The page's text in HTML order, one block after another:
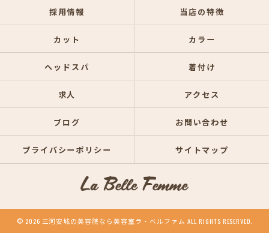
採用情報 当店の特徴
カット カラー
ヘッドスパ 着付け
求人 アクセス
ブログ お問い合わせ
プライバシーポリシー サイトマップ
© 2026 三河安城の美容院なら美容室ラ・ベルファム ALL RIGHTS RESERVED.